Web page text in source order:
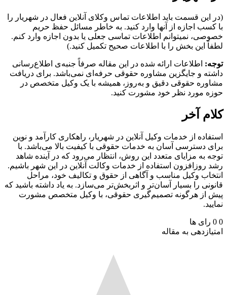
قسمت باید اطلاعات تماس وکلای آنلاین فعال در شهریار را
اجازه از آنها وارد کنید. به خاطر مسائل حفظ حریم
نمیتوانم اطلاعات تماسی جعلی یا بدون اجازه وارد کنم.
این بخش را با اطلاعات صحیح تکمیل کنید.)
اطلاعات ارائه شده در این مقاله صرفاً جنبه‌ی اطلاع‌رسانی
و جایگزین مشاوره حقوقی حرفه‌ای نمی‌باشد. برای دریافت
حقوقی دقیق و به‌روز، همیشه با یک وکیل متخصص در
مورد نظر خود مشورت کنید.
آخر
از خدمات وکیل آنلاین در شهریار، راهکاری کارآمد و نوین
دسترسی آسان به خدمات حقوقی با کیفیت بالا می‌باشد. با
به مزایای متعدد این روش، انتظار می‌رود که در آینده شاهد
روزافزون استفاده از خدمات وکالت آنلاین در این شهر باشیم.
وکیل مناسب و آگاهی از حقوق و تکالیف خود، مراحل
را بسیار آسان‌تر و اثربخش‌تر می‌سازد. به یاد داشته باشید که
از هرگونه تصمیم‌گیری حقوقی، با وکیل متخصص مشورت
رای ها
به مقاله